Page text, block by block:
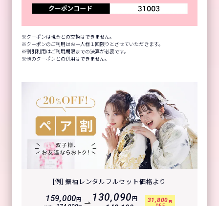
クーポンは現金との交換はできません。
クーポンのご利用はお一人様１回限りとさせていただきます。
割引利用はご利用期限までの決算が必要です。
他のクーポンとの併用はできません。
[例] 振袖レンタルフルセット価格より
159,000円 130,090 円 31,800 円